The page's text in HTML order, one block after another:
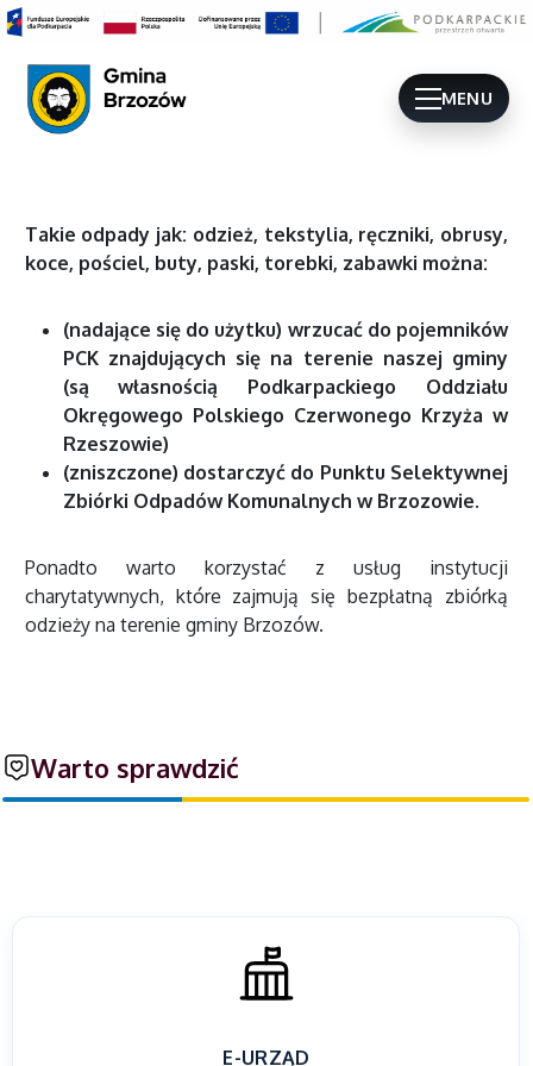
MENU
Takie odpady jak: odzież, tekstylia, ręczniki, obrusy,
koce, pościel, buty, paski, torebki, zabawki można:
(nadające się do użytku) wrzucać do pojemników
PCK znajdujących się na terenie naszej gminy
(są własnością Podkarpackiego Oddziału
Okręgowego Polskiego Czerwonego Krzyża w
Rzeszowie)
(zniszczone) dostarczyć do Punktu Selektywnej
Zbiórki Odpadów Komunalnych w Brzozowie.
Ponadto warto korzystać z usług instytucji
charytatywnych, które zajmują się bezpłatną zbiórką
odzieży na terenie gminy Brzozów.
Warto sprawdzić
E-URZĄD